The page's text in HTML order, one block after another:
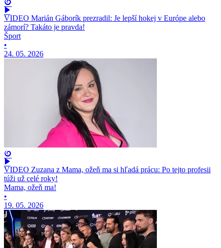
VIDEO Marián Gáborík prezradil: Je lepší hokej v Európe alebo
zámorí? Takáto je pravda!
Šport
•
24. 05. 2026
VIDEO Zuzana z Mama, ožeň ma si hľadá prácu: Po tejto profesii
túži už celé roky!
Mama, ožeň ma!
•
19. 05. 2026